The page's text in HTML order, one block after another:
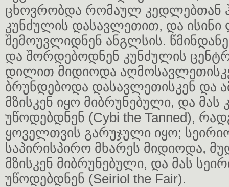
ცხოვრობდა რომაულ კედლებთან
კუნძულის დასავლეთით, და
შემოუვლიდნენ ანგლსის.
და შორდებოდნენ კუნძულის
დილით მიდიოდა
ბრუნდებოდა დასავლეთისკენ და
მზისკენ იყო მიბრუნებული, და მას
უწოდებდნენ (Cybi the Tanned),
ყოველთვის გარუჯული იყო;
საპირისპირო მხარეს მიდიოდა,
მზისკენ მიბრუნებული, და მას
უწოდებდნენ (Seiriol the Fair).